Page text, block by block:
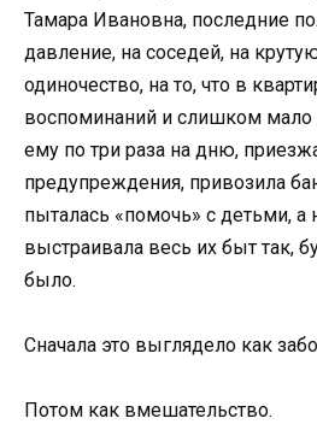
Тамара Ивановна, последние
давление, на соседей, на
одиночество, на то, что в
воспоминаний и слишком
ему по три раза на дню,
предупреждения, привозила
пыталась «помочь» с детьми,
выстраивала весь их быт так,
было.
Сначала это выглядело как
Потом как вмешательство.